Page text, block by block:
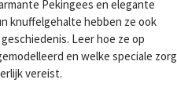
Pekingees en elegante
knuffelgehalte hebben ze ook
Leer hoe ze op
en welke speciale zorg
vereist.